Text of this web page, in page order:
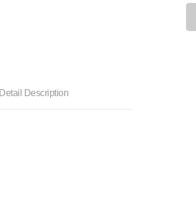
Detail Description